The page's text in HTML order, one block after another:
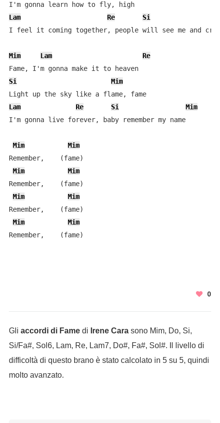
I'm gonna learn how to fly, high
Lam
Re Si
I feel it coming together, people will see me and cry
Mim Lam
Re
Fame, I'm gonna make it to heaven
Si
Mim
Light up the sky like a flame, fame
Lam
Re Si
Mim
I'm gonna live forever, baby remember my name
Mim
Mim
Remember,    (fame)
Mim
Mim
Remember,    (fame)
Mim
Mim
Remember,    (fame)
Mim
Mim
Remember,    (fame)
0
Gli accordi di Famedi Irene Carasono Mim, Do, Si,
Si/Fa#, Sol6, Lam, Re, Lam7, Do#, Fa#, Sol#. Il livello di
difficoltà di questo brano è stato calcolato in 5 su 5, quindi
molto avanzato.